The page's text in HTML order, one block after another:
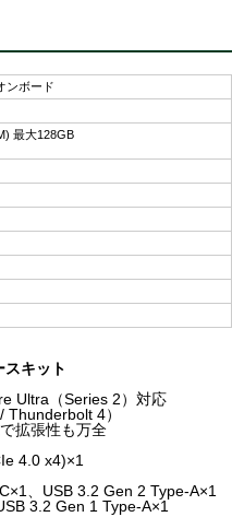
ンボード
最大128GB
キット
Ultra（Series 2）対応
4）
拡張性も万全
4.0 x4)×1
、USB 3.2 Gen 2 Type-A×1
3.2 Gen 1 Type-A×1